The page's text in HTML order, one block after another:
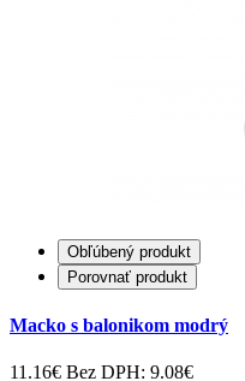
Obľúbený produkt
Porovnať produkt
Macko s balonikom modrý
11.16€ Bez DPH: 9.08€